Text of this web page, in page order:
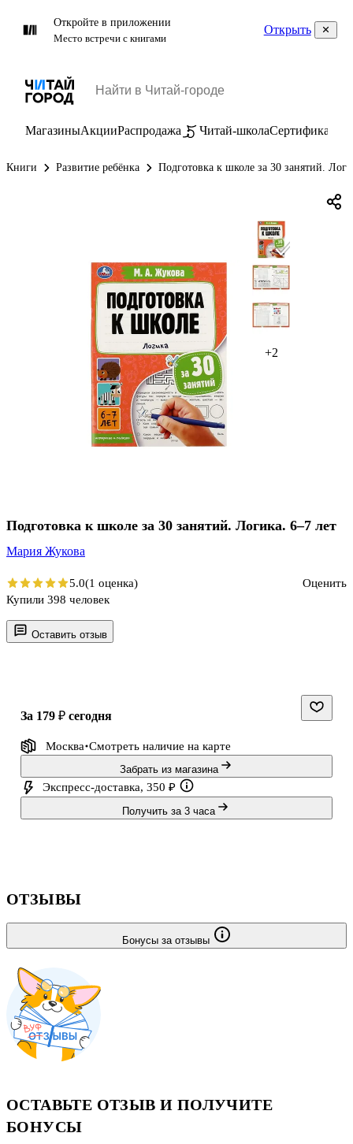
Откройте в приложении
Место встречи с книгами
Открыть
МагазиныАкцииРаспродажа Читай-школаСертификаты
Книги Развитие ребёнка Подготовка к школе за 30 занятий.
+2
Оставить отзыв
Подготовка к школе за 30 занятий. Логика. 6–7 лет
Мария Жукова
5.0(1 оценка)
Оценить
Купили 398 человек
за 179 ₽ сегодня
Москва Смотреть наличие на карте
Забрать из магазина
Экспресс-доставка, 350 ₽
Получить за 3 часа
ОТЗЫВЫ
Бонусы за отзывы
ОСТАВЬТЕ ОТЗЫВ И ПОЛУЧИТЕ
БОНУСЫ